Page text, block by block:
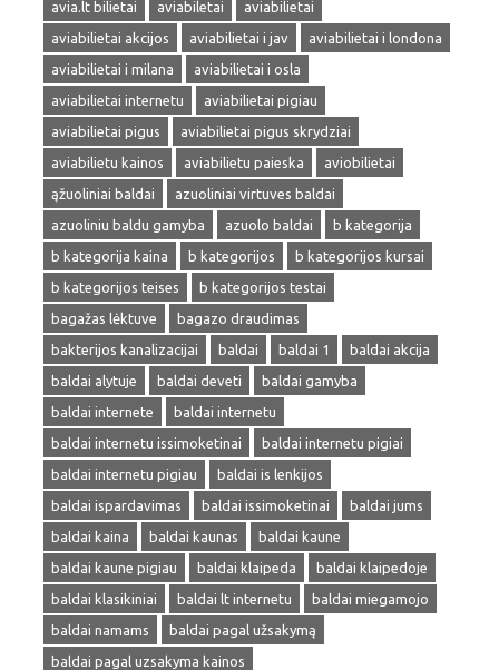
avia.lt bilietai aviabiletai
aviabilietai
aviabilietai akcijos
aviabilietai i jav
aviabilietai i londona
aviabilietai i milana
aviabilietai i osla
aviabilietai internetu
aviabilietai pigiau
aviabilietai pigus
aviabilietai pigus skrydziai
aviabilietu kainos
aviabilietu paieska
aviobilietai
ąžuoliniai baldai
azuoliniai virtuves baldai
azuoliniu baldu gamyba
azuolo baldai
b kategorija
b kategorija kaina
b kategorijos
b kategorijos kursai
b kategorijos teises
b kategorijos testai
bagažas lėktuve
bagazo draudimas
bakterijos kanalizacijai
baldai baldai 1
baldai akcija
baldai alytuje
baldai deveti
baldai gamyba
baldai internete
baldai internetu
baldai internetu issimoketinai
baldai internetu pigiai
baldai internetu pigiau
baldai is lenkijos
baldai ispardavimas
baldai issimoketinai
baldai jums
baldai kaina
baldai kaunas
baldai kaune
baldai kaune pigiau
baldai klaipeda
baldai klaipedoje
baldai klasikiniai
baldai lt internetu
baldai miegamojo
baldai namams
baldai pagal užsakymą
baldai pagal uzsakyma kainos